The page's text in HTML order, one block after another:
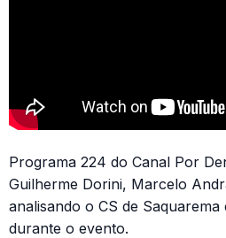
Programa 224 do Canal Por
Guilherme Dorini, Marcelo
analisando o CS de
durante o evento.